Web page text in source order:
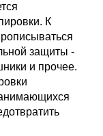
К
защиты -
и прочее.